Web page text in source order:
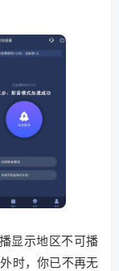
显示地区不可播
时，你已不再无